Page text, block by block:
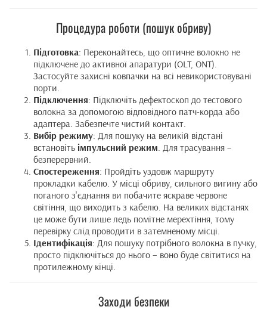
Процедура роботи (пошук обриву)
Підготовка: Переконайтесь, що оптичне волокно не
підключене до активної апаратури (OLT, ONT).
Застосуйте захисні ковпачки на всі невикористовувані
порти.
Підключення: Підключіть дефектоскоп до тестового
волокна за допомогою відповідного патч-корда або
адаптера. Забезпечте чистий контакт.
Вибір режиму: Для пошуку на великій відстані
встановіть імпульсний режим. Для трасування –
безперервний.
Спостереження: Пройдіть уздовж маршруту
прокладки кабелю. У місці обриву, сильного вигину або
поганого з'єднання ви побачите яскраве червоне
світіння, що виходить з кабелю. На великих відстанях
це може бути лише ледь помітне мерехтіння, тому
перевірку слід проводити в затемненому місці.
Ідентифікація: Для пошуку потрібного волокна в пучку,
просто підключіться до нього – воно буде світитися на
протилежному кінці.
Заходи безпеки